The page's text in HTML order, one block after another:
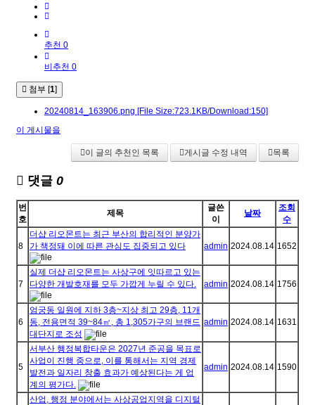
추천 0
비추천 0
첨부 [1]
20240814_163906.png [File Size:723.1KB/Download:150]
이 게시물을
이 글의 추천인 목록 게시글 수정 내역 목록
댓글 0
번
호
제목
글쓴
이
날짜
조회
수
8
더샵 리오몬트는 최근 부산의 합리적인 분양가
가 책정돼 이에 따른 관심도 집중되고 있다
admin 2024.08.14 1652
7
실제 더샵 리오몬트는 사상구에 잇따르고 있는
다양한 개발호재를 모두 가깝게 누릴 수 있다.
admin 2024.08.14 1756
6
엄궁동 일원에 지하 3층~지상 최고 29층, 11개
동, 전용면적 39~84㎡, 총 1,305가구의 브랜드
대단지로 조성
admin 2024.08.14 1631
5
서부산 행정복합타운은 2027년 준공을 목표로
사업이 진행 중으로, 이를 통해서는 지역 경제
발전과 일자리 창출 효과가 예상된다는 게 업
계의 평가다.
admin 2024.08.14 1590
산업, 행정 분야에서는 사상공업지역을 디지털